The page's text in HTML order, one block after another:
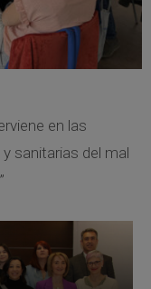
en las
sanitarias del mal